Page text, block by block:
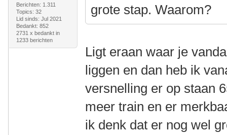
Berichten: 1.311
Topics: 32
Lid sinds: Jul 2021
Bedankt: 852
2731 x bedankt in
1233 berichten
grote stap. Waarom?
Ligt eraan waar je
liggen en dan heb ik
versnelling er op staan
meer train en er
ik denk dat er nog wel